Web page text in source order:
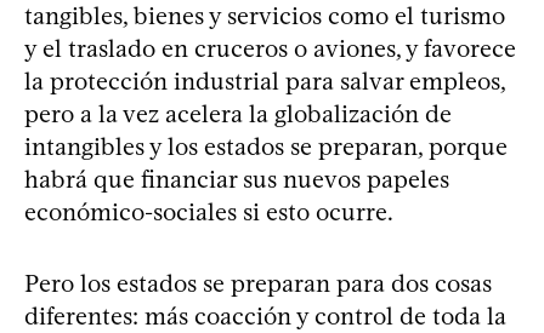
tangibles, bienes y servicios como el turismo
y el traslado en cruceros o aviones, y favorece
la protección industrial para salvar empleos,
pero a la vez acelera la globalización de
intangibles y los estados se preparan, porque
habrá que financiar sus nuevos papeles
económico-sociales si esto ocurre.
Pero los estados se preparan para dos cosas
diferentes: más coacción y control de toda la